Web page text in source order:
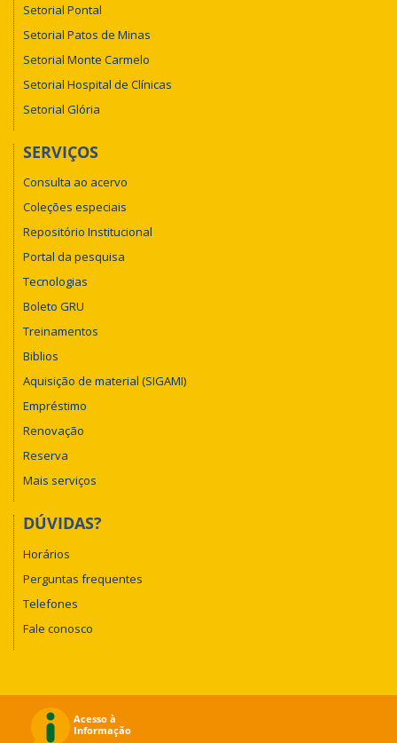
Setorial Pontal
Setorial Patos de Minas
Setorial Monte Carmelo
Setorial Hospital de Clínicas
Setorial Glória
SERVIÇOS
Consulta ao acervo
Coleções especiais
Repositório Institucional
Portal da pesquisa
Tecnologias
Boleto GRU
Treinamentos
Biblios
Aquisição de material (SIGAMI)
Empréstimo
Renovação
Reserva
Mais serviços
DÚVIDAS?
Horários
Perguntas frequentes
Telefones
Fale conosco